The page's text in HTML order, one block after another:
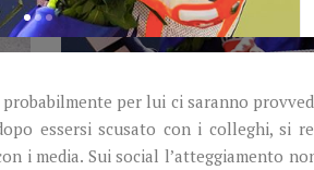
per lui ci saranno
essersi scusato con i colleghi, si
i media. Sui social l’atteggiamento